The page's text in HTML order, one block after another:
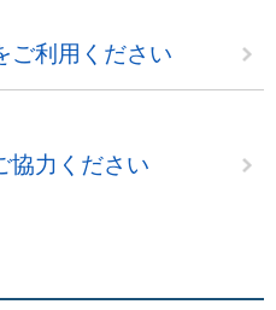
ご利用ください
協力ください